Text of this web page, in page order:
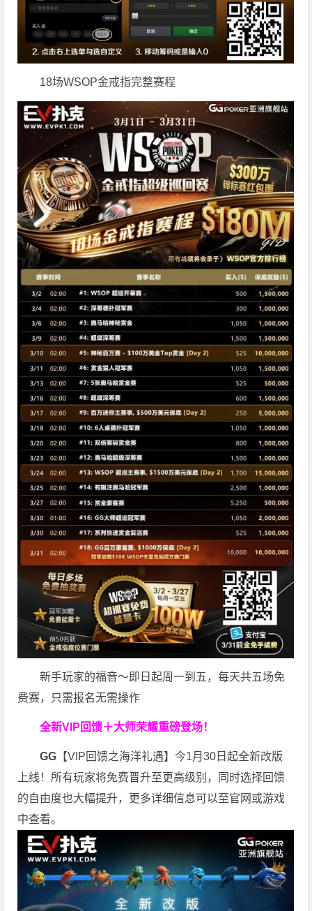
18场WSOP金戒指完整赛程
新手玩家的福音～即日起周一到五，每天共五场免
费赛，只需报名无需操作
全新VIP回馈＋大师荣耀重磅登场！
GG 【VIP回馈之海洋礼遇】今1月30日起全新改版
上线！所有玩家将免费晋升至更高级别，同时选择回馈
的自由度也大幅提升，更多详细信息可以至官网或游戏
中查看。